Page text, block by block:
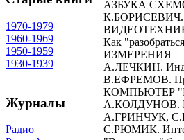
1970-1979
1960-1969
1950-1959
1930-1939
Журналы
Радио
АЗБУКА
К.БОРИСЕВИЧ.
Как
ИЗМЕРЕНИЯ
А.ЛЕЧКИН.
В.ЕФРЕМОВ.
КОМПЬЮТЕР
А.КОЛДУНОВ.
А.ГРИНЧУК,
С.РЮМИК.